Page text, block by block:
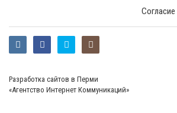
Разработка сайтов в Перми
«Агентство Интернет Коммуникаций»